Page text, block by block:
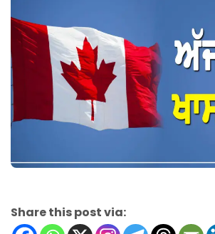
Share this post via: